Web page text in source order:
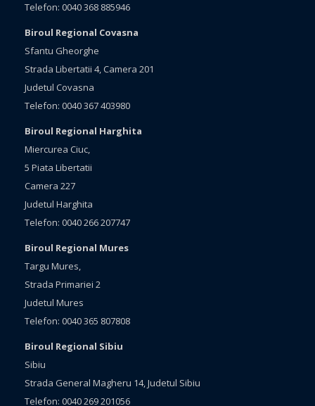
Telefon: 0040 368 885946
Biroul Regional Covasna
Sfantu Gheorghe
Strada Libertatii 4, Camera 201
Judetul Covasna
Telefon: 0040 367 403980
Biroul Regional Harghita
Miercurea Ciuc,
5 Piata Libertatii
Camera 227
Judetul Harghita
Telefon: 0040 266 207747
Biroul Regional Mures
Targu Mures,
Strada Primariei 2
Judetul Mures
Telefon: 0040 365 807808
Biroul Regional Sibiu
Sibiu
Strada General Magheru 14, Judetul Sibiu
Telefon: 0040 269 201056